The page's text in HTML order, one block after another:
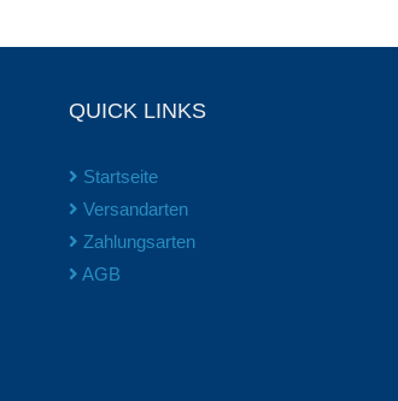
QUICK LINKS
Startseite
Versandarten
Zahlungsarten
AGB